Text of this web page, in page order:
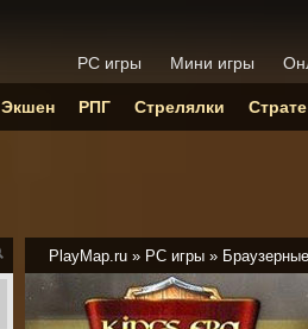
PlayMap.ru » PC игры » Браузерные
PC игры Мини игры
Экшен РПГ Стрелялки